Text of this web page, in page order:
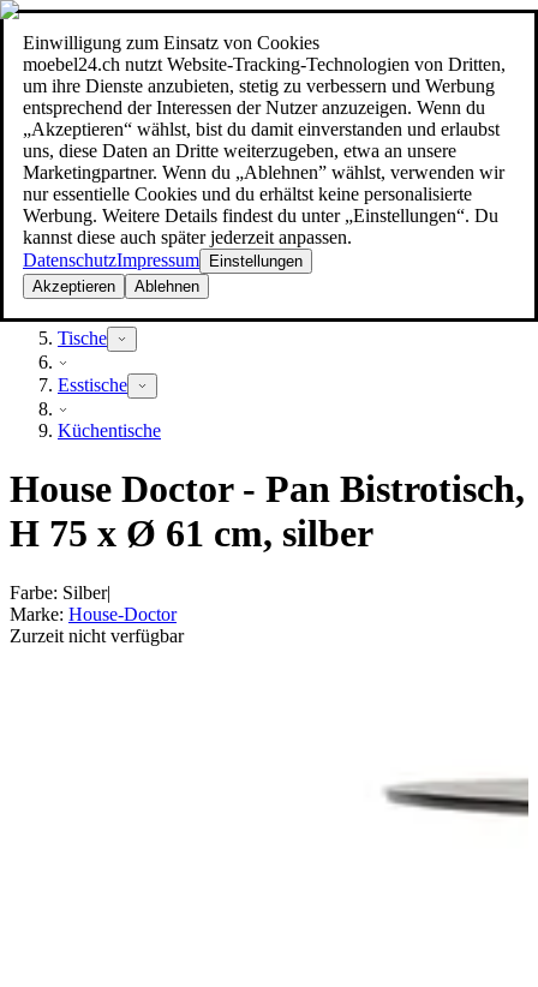
Einwilligung zum Einsatz von Cookies
moebel24.ch nutzt Website-Tracking-Technologien von Dritten,
um ihre Dienste anzubieten, stetig zu verbessern und Werbung
entsprechend der Interessen der Nutzer anzuzeigen. Wenn du
„Akzeptieren“ wählst, bist du damit einverstanden und erlaubst
uns, diese Daten an Dritte weiterzugeben, etwa an unsere
Marketingpartner. Wenn du „Ablehnen” wählst, verwenden wir
nur essentielle Cookies und du erhältst keine personalisierte
Werbung. Weitere Details findest du unter „Einstellungen“. Du
kannst diese auch später jederzeit anpassen.
DatenschutzImpressum
Einstellungen
Akzeptieren
Ablehnen
Suche
moebel dir den besten Preis!moebel dir den besten Preis!
Möbel
Tische
Esstische
Küchentische
House Doctor - Pan Bistrotisch,
H 75 x Ø 61 cm, silber
Farbe: Silber|
Marke: House-Doctor
Zurzeit nicht verfügbar